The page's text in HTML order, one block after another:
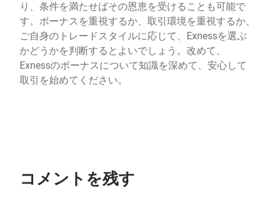
り、条件を満たせばその恩恵を受けることも可能で
す。ボーナスを重視するか、取引環境を重視するか、
ご自身のトレードスタイルに応じて、Exnessを選ぶ
かどうかを判断するとよいでしょう。改めて、
Exnessのボーナスについて知識を深めて、安心して
取引を始めてください。
コメントを残す